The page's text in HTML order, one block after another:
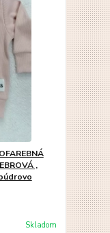
,
Skladom